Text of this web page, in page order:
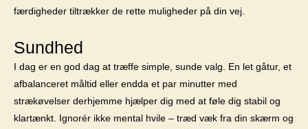
færdigheder tiltrækker de rette muligheder på din vej.
Sundhed
I dag er en god dag at træffe simple, sunde valg. En let gåtur, et
afbalanceret måltid eller endda et par minutter med
strækøvelser derhjemme hjælper dig med at føle dig stabil og
klartænkt. Ignorér ikke mental hvile – træd væk fra din skærm og